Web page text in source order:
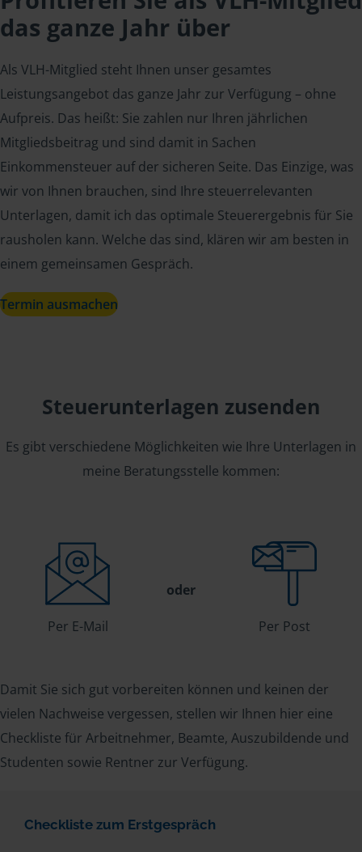
das ganze Jahr über
Als VLH-Mitglied steht Ihnen unser gesamtes
Leistungsangebot das ganze Jahr zur Verfügung – ohne
Aufpreis. Das heißt: Sie zahlen nur Ihren jährlichen
Mitgliedsbeitrag und sind damit in Sachen
Einkommensteuer auf der sicheren Seite. Das Einzige, was
wir von Ihnen brauchen, sind Ihre steuerrelevanten
Unterlagen, damit ich das optimale Steuerergebnis für Sie
rausholen kann. Welche das sind, klären wir am besten in
einem gemeinsamen Gespräch.
Termin ausmachen
Steuerunterlagen zusenden
Es gibt verschiedene Möglichkeiten wie Ihre Unterlagen in
meine Beratungsstelle kommen:
Per E-Mail
oder
Per Post
Damit Sie sich gut vorbereiten können und keinen der
vielen Nachweise vergessen, stellen wir Ihnen hier eine
Checkliste für Arbeitnehmer, Beamte, Auszubildende und
Studenten sowie Rentner zur Verfügung.
Checkliste zum Erstgespräch